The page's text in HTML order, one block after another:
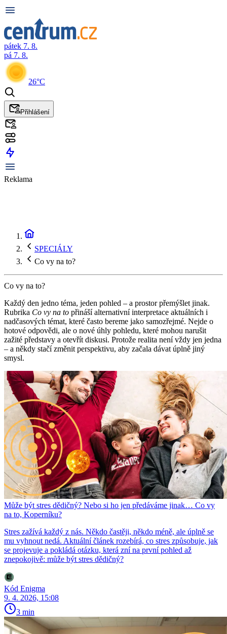
pátek 7. 8.
pá 7. 8.
26°C
Přihlášení
Reklama
SPECIÁLY
Co vy na to?
Co vy na to?
Každý den jedno téma, jeden pohled – a prostor přemýšlet jinak.
Rubrika Co vy na to přináší alternativní interpretace aktuálních i
nadčasových témat, které často bereme jako samozřejmé. Nejde o
hotové odpovědi, ale o nové úhly pohledu, které mohou narušit
zažité představy a otevřít diskusi. Protože realita není vždy jen jedna
– a někdy stačí změnit perspektivu, aby začala dávat úplně jiný
smysl.
Může být stres dědičný? Nebo si ho jen předáváme jinak… Co vy
na to, Koperníku?
Stres zažívá každý z nás. Někdo častěji, někdo méně, ale úplně se
mu vyhnout nedá. Aktuální článek rozebírá, co stres způsobuje, jak
se projevuje a pokládá otázku, která zní na první pohled až
znepokojivě: může být stres dědičný?
Kód Enigma
9. 4. 2026, 15:08
3 min